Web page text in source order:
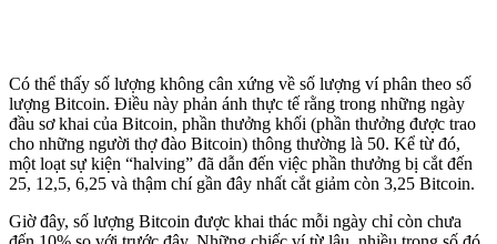
Có thể thấy số lượng không cân xứng về số lượng ví phân theo số
lượng Bitcoin. Điều này phản ánh thực tế rằng trong những ngày
đầu sơ khai của Bitcoin, phần thưởng khối (phần thưởng được trao
cho những người thợ đào Bitcoin) thông thường là 50. Kể từ đó,
một loạt sự kiện “halving” đã dẫn đến việc phần thưởng bị cắt đến
25, 12,5, 6,25 và thậm chí gần đây nhất cắt giảm còn 3,25 Bitcoin.
Giờ đây, số lượng Bitcoin được khai thác mỗi ngày chỉ còn chưa